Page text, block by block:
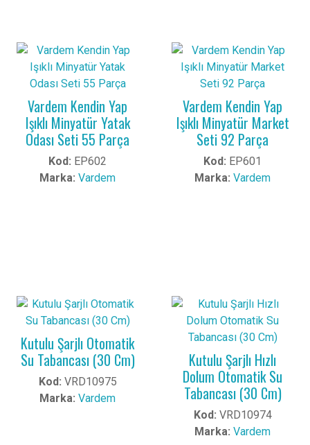
Vardem Kendin Yap
Işıklı Minyatür Yatak
Odası Seti 55 Parça
Kod: EP602
Marka: Vardem
Vardem Kendin Yap
Işıklı Minyatür Market
Seti 92 Parça
Kod: EP601
Marka: Vardem
Kutulu Şarjlı Otomatik
Su Tabancası (30 Cm)
Kod: VRD10975
Marka: Vardem
Kutulu Şarjlı Hızlı
Dolum Otomatik Su
Tabancası (30 Cm)
Kod: VRD10974
Marka: Vardem